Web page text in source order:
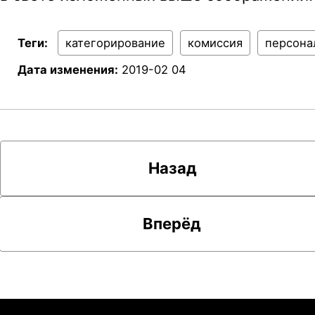
Теги: категорирование комиссия
Дата изменения: 2019-02 04
Назад
Вперёд